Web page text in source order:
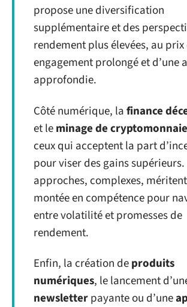
propose une diversification
supplémentaire et des
rendement plus élevées, au prix
engagement prolongé et d’une
approfondie.
Côté numérique, lafinance
et leminage de
ceux qui acceptent la part
pour viser des gains supérieurs.
approches, complexes,
montée en compétence pour
entre volatilité et promesses de
rendement.
Enfin, la création deproduits
numériques, le lancement
newsletterpayante ou d’une